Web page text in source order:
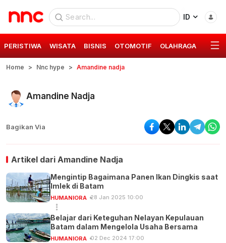
ID
PERISTIWA WISATA BISNIS OTOMOTIF OLAHRAGA GAYA
Home Nnc hype Amandine nadja
Amandine Nadja
Bagikan Via
Artikel dari Amandine Nadja
Mengintip Bagaimana Panen Ikan Dingkis saat
Imlek di Batam
HUMANIORA 28 Jan 2025 10:00
Belajar dari Keteguhan Nelayan Kepulauan
Batam dalam Mengelola Usaha Bersama
HUMANIORA 02 Dec 2024 17:00